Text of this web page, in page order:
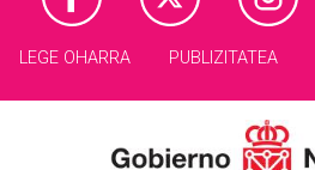
LEGE OHARRA PUBLIZITATEA